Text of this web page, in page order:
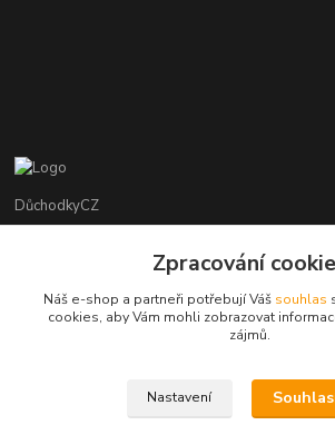
DůchodkyCZ
+420 412384749
objednavky@duchodky.cz
Zpracování
Náš e-shop a partneři potřebují Váš souhlas
cookies, aby Vám mohli zobrazovat
zájmů.
Nastavení